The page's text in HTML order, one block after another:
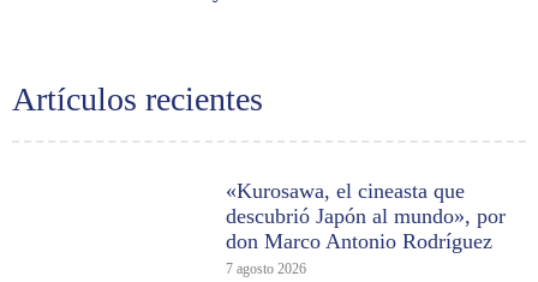
Artículos recientes
«Kurosawa, el cineasta que
descubrió Japón al mundo», por
don Marco Antonio Rodríguez
7 agosto 2026